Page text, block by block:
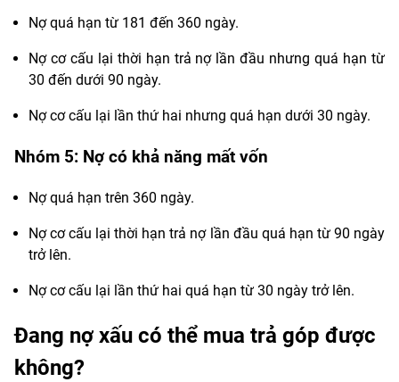
Nợ quá hạn từ 181 đến 360 ngày.
Nợ cơ cấu lại thời hạn trả nợ lần đầu nhưng quá hạn từ
30 đến dưới 90 ngày.
Nợ cơ cấu lại lần thứ hai nhưng quá hạn dưới 30 ngày.
Nhóm 5: Nợ có khả năng mất vốn
Nợ quá hạn trên 360 ngày.
Nợ cơ cấu lại thời hạn trả nợ lần đầu quá hạn từ 90 ngày
trở lên.
Nợ cơ cấu lại lần thứ hai quá hạn từ 30 ngày trở lên.
Đang nợ xấu có thể mua trả góp được
không?